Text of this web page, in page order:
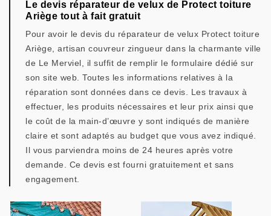
Le devis réparateur de velux de Protect toiture
Ariège tout à fait gratuit
Pour avoir le devis du réparateur de velux Protect toiture
Ariège, artisan couvreur zingueur dans la charmante ville
de Le Merviel, il suffit de remplir le formulaire dédié sur
son site web. Toutes les informations relatives à la
réparation sont données dans ce devis. Les travaux à
effectuer, les produits nécessaires et leur prix ainsi que
le coût de la main-d’œuvre y sont indiqués de manière
claire et sont adaptés au budget que vous avez indiqué.
Il vous parviendra moins de 24 heures après votre
demande. Ce devis est fourni gratuitement et sans
engagement.